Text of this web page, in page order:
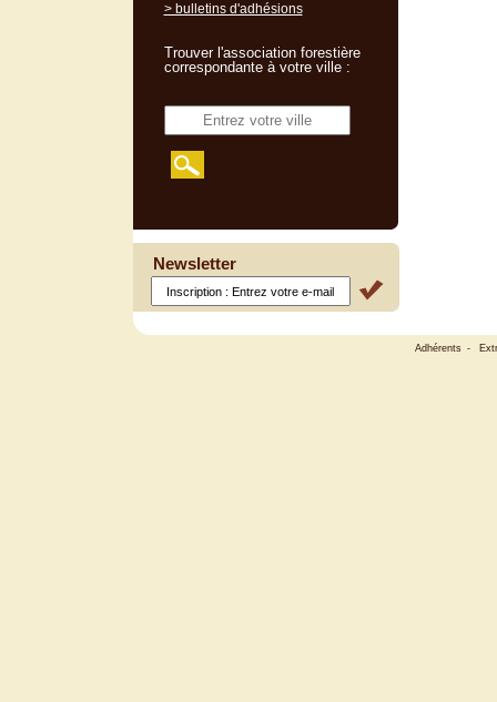
> bulletins d'adhésions
Trouver l'association forestière
correspondante à votre ville :
Newsletter
Adhérents -